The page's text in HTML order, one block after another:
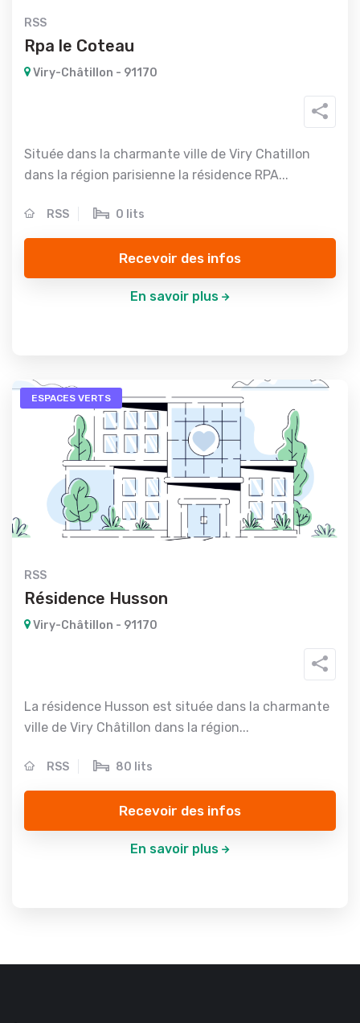
RSS
Rpa le Coteau
Viry-Châtillon - 91170
Située dans la charmante ville de Viry Chatillon
dans la région parisienne la résidence RPA...
RSS 0 lits
Recevoir des infos
En savoir plus
ESPACES VERTS
RSS
Résidence Husson
Viry-Châtillon - 91170
La résidence Husson est située dans la charmante
ville de Viry Châtillon dans la région...
RSS 80 lits
Recevoir des infos
En savoir plus